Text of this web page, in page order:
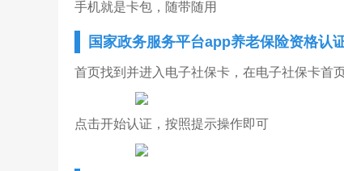
手机就是卡包，随带随用
国家政务服务平台app养老保险资格认
首页找到并进入电子社保卡，在电子社保卡首
点击开始认证，按照提示操作即可